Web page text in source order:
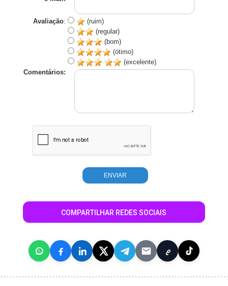
Avaliação:
(ruim)
(regular)
(bom)
(ótimo)
(excelente)
Comentários:
COMPARTILHAR REDES SOCIAIS